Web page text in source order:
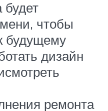
будет
чтобы
будущему
дизайн
ремонта